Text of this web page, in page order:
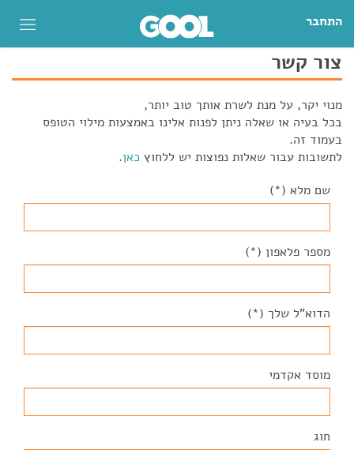
התחבר
צור קשר
מנוי יקר, על מנת לשרת אותך טוב יותר,
בכל בעיה או שאלה ניתן לפנות אלינו באמצעות מילוי הטופס
בעמוד זה.
לתשובות עבור שאלות נפוצות יש ללחוץ כאן.
שם מלא (*)
מספר פלאפון (*)
הדוא"ל שלך (*)
מוסד אקדמי
חוג